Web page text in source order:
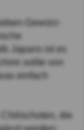
Gewürz-
Japans ist es
sollte von
einfach
die